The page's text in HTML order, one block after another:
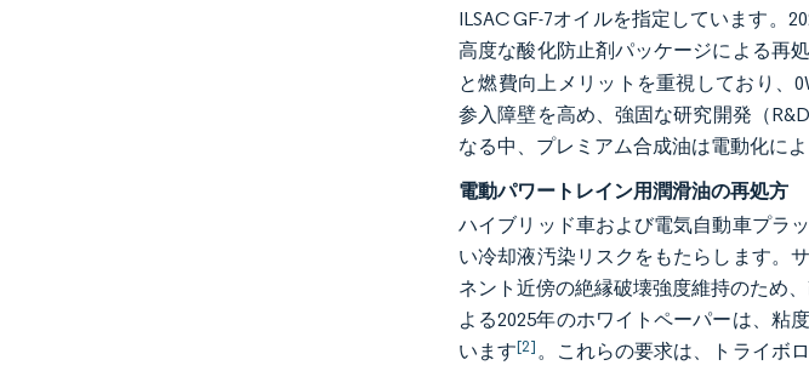
ILSAC GF-7オイルを指定しています。
高度な酸化防止剤パッケージによる再
と燃費向上メリットを重視しており、
参入障壁を高め、強固な研究開発（
なる中、プレミアム合成油は電動化に
電動パワートレイン用潤滑油の再処方
ハイブリッド車および電気自動車プラ
い冷却液汚染リスクをもたらします。
ネント近傍の絶縁破壊強度維持のため
よる2025年のホワイトペーパーは、粘
います[2]。これらの要求は、トライボ